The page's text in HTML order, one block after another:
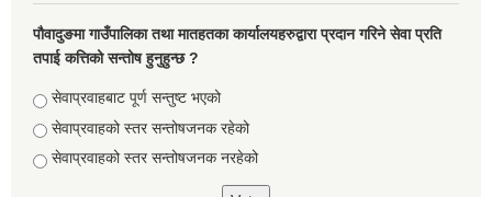
पौवादुङमा गाउँपालिका तथा मातहतका कार्यालयहरुद्वारा प्रदान गरिने सेवा प्रति
तपाई कत्तिको सन्तोष हुनुहुन्छ ?
Choices
सेवाप्रवाहबाट पूर्ण सन्तुष्ट भएको
सेवाप्रवाहको स्तर सन्तोषजनक रहेको
सेवाप्रवाहको स्तर सन्तोषजनक नरहेको